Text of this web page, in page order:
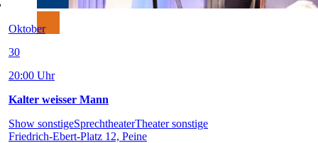
Oktober
30
20:00 Uhr
Kalter weisser Mann
Show sonstigeSprechtheaterTheater sonstige
Friedrich-Ebert-Platz 12, Peine